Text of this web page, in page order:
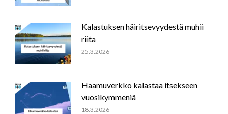
Kalastuksen häiritsevyydestä muhii
riita
25.3.2026
Haamuverkko kalastaa itsekseen
vuosikymmeniä
18.3.2026